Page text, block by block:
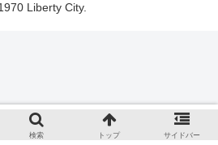
Liberty City.
検索 トップ サイドバー